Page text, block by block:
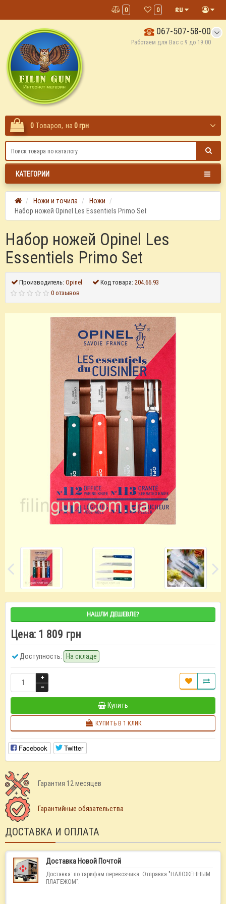
0
0
067-507-58-00
Работаем для Вас с 9 до 19:00
0 Tоваров, на 0 грн
КАТЕГОРИИ
Ножи и точила
Ножи
Набор ножей Opinel Les Essentiels Primo Set
Набор ножей Opinel Les
Essentiels Primo Set
Производитель:Opinel Код товара:204.66.93
0 отзывов
НАШЛИ ДЕШЕВЛЕ?
Цена: 1 809 грн
Доступность: На складе
Купить
КУПИТЬ В 1 КЛИК
Facebook Twitter
Гарантия 12 месяцев
Гарантийные обязательства
ДОСТАВКА И ОПЛАТА
Доставка Новой Почтой
Доставка: по тарифам перевозчика. Отправка "НАЛОЖЕННЫМ
ПЛАТЕЖОМ".